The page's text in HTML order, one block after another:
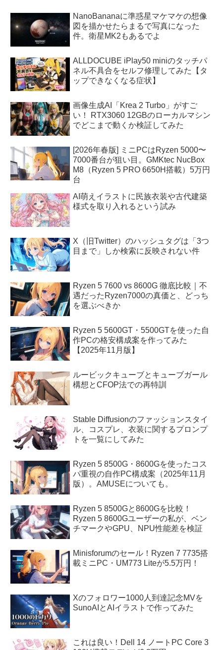
NanoBananaに準惑星マケマケの想像
図を描かせたらまるで写真になった
件。衛星MK2もあるでよ
ALLDOCUBE iPlay50 miniのタッチパ
ネル不具合をセルフ修理してみた【タ
ップできなくなる症状】
画像生成AI「Krea 2 Turbo」がすご
い！ RTX3060 12GBのローカルマシン
でどこまで動くか検証してみた
[2026年春版] ミニPCはRyzen 5000〜
7000番台が狙い目。GMKtec NucBox
M8（Ryzen 5 PRO 6650H搭載）5万円
台
AI萌えイラストに民族衣装や古代建築
様式を取り入れるという試み
X（旧Twitter）のハッシュタグは「3つ
目まで」しか検索に反映されない件
Ryzen 5 7600 vs 8600G 徹底比較｜不
遇だったRyzen7000の真価と、どっち
を選ぶべきか
Ryzen 5 5600GT・5500GTを使った自
作PCの格安構成案を作ってみた
【2025年11月版】
ルービックキューブとキューブガール
構想とCFOP法での再特訓
Stable Diffusionのファッションスタイ
ル、コスプレ、衣装に関するプロンプ
トを一覧にしてみた
Ryzen 5 8500G・8600Gを使ったコス
パ重視の自作PC構成案（2025年11月
版）。AMUSEについても。
Ryzen 5 8500Gと8600Gを比較！
Ryzen 5 8600Gユーザーの私が、ベン
チマークやGPU、NPU性能差を検証
Minisforumのセール！Ryzen 7 7735搭
載ミニPC・UM773 Liteが5.5万円！
Xのフォロワー1000人到達記念MVを
SunoAIとAIイラストで作ってみた
これは良い！Dell 14 ノートPC Core 3